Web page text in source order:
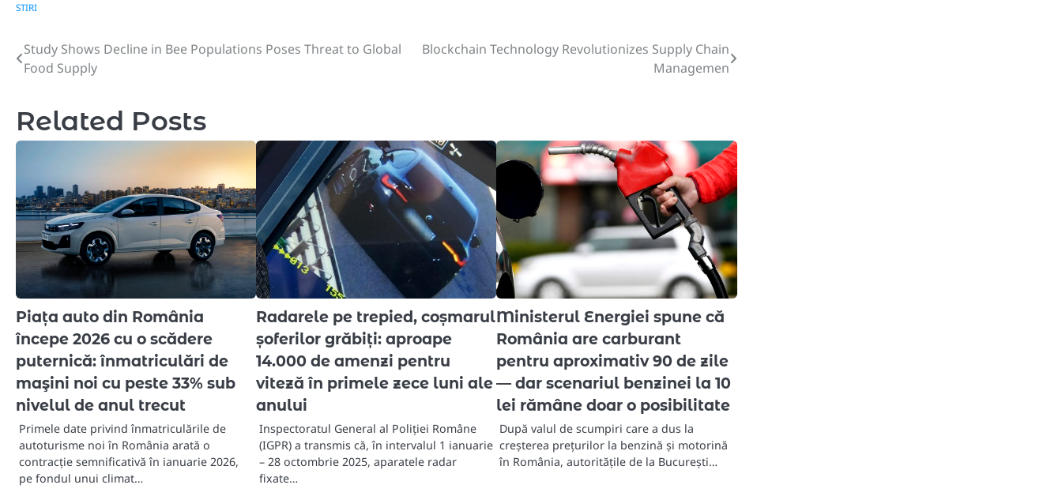
STIRI
Post
navigation
Study Shows Decline in Bee Populations Poses Threat to Global
Food Supply
Blockchain Technology Revolutionizes Supply Chain
Managemen
Related Posts
Piața auto din România
începe 2026 cu o scădere
puternică: înmatriculări de
maşini noi cu peste 33% sub
nivelul de anul trecut
Primele date privind înmatriculările de
autoturisme noi în România arată o
contracție semnificativă în ianuarie 2026,
pe fondul unui climat…
Radarele pe trepied, coșmarul
șoferilor grăbiți: aproape
14.000 de amenzi pentru
viteză în primele zece luni ale
anului
Inspectoratul General al Poliției Române
(IGPR) a transmis că, în intervalul 1 ianuarie
– 28 octombrie 2025, aparatele radar
fixate…
Ministerul Energiei spune că
România are carburant
pentru aproximativ 90 de zile
— dar scenariul benzinei la 10
lei rămâne doar o posibilitate
După valul de scumpiri care a dus la
creșterea prețurilor la benzină și motorină
în România, autoritățile de la București…